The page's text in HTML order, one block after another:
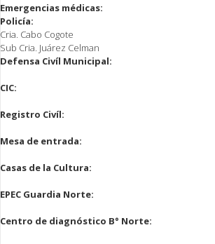
Emergencias médicas:
Policía:
Cria. Cabo Cogote
Sub Cria. Juárez Celman
Defensa Civíl Municipal:
CIC:
Registro Civíl:
Mesa de entrada:
Casas de la Cultura:
EPEC Guardia Norte:
Centro de diagnóstico B° Norte: